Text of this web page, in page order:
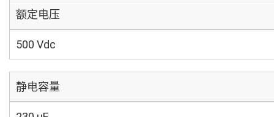
额定电压
500 Vdc
静电容量